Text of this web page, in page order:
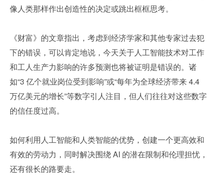
像人类那样作出创造性的决定或跳出框框思考。
《财富》的文章指出，考虑到经济学家和其他专家过去犯
下的错误，可以肯定地说，今天关于人工智能技术对工作
和工人生产力影响的许多预测也将被证明是错误的。诸
如“3 亿个就业岗位受到影响”或“每年为全球经济带来 4.4
万亿美元的增长”等数字引人注目，但人们往往对这些数字
的信任度过高。
如何利用人工智能和人类智能的优势，创建一个更高效和
有效的劳动力，同时解决围绕 AI 的潜在限制和伦理担忧，
还有很长的路要走。